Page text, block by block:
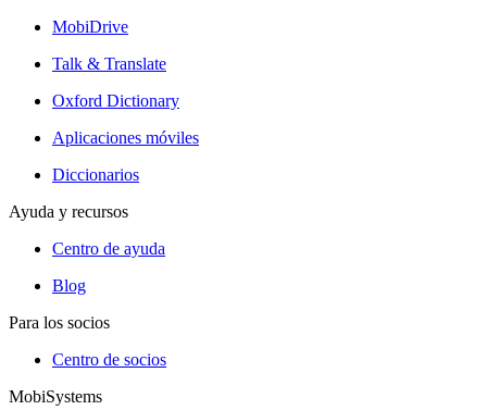
MobiDrive
Talk & Translate
Oxford Dictionary
Aplicaciones móviles
Diccionarios
Ayuda y recursos
Centro de ayuda
Blog
Para los socios
Centro de socios
MobiSystems